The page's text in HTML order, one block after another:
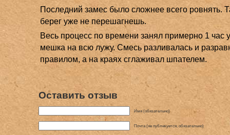
Последний замес было сложнее всего ровнять.
берег уже не перешагнешь.
Весь процесс по времени занял примерно 1 час
мешка на всю лужу. Смесь разливалась и
правилом, а на краях сглаживал шпателем.
Оставить отзыв
Имя (обязательно)
Почта (не публикуется, обязательно)